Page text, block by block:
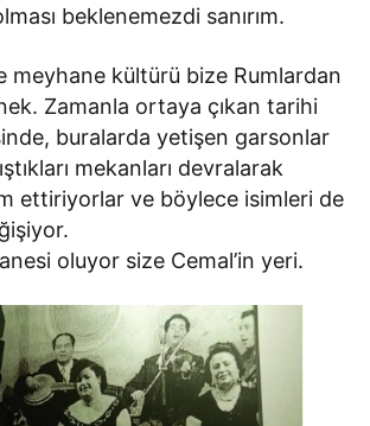
beklenemezdi sanırım.
meyhane kültürü bize Rumlardan
Zamanla ortaya çıkan tarihi
buralarda yetişen garsonlar
mekanları devralarak
ettiriyorlar ve böylece isimleri de
oluyor size Cemal’in yeri.